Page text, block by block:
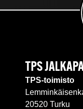
TPS
TPS-toimisto
20520 Turku